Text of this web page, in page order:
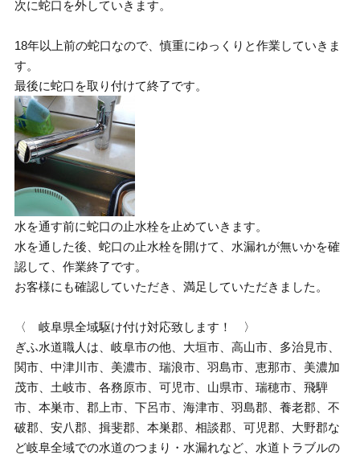
次に蛇口を外していきます。
18年以上前の蛇口なので、慎重にゆっくりと作業していきま
す。
最後に蛇口を取り付けて終了です。
水を通す前に蛇口の止水栓を止めていきます。
水を通した後、蛇口の止水栓を開けて、水漏れが無いかを確
認して、作業終了です。
お客様にも確認していただき、満足していただきました。
〈 岐阜県全域駆け付け対応致します！ 〉
ぎふ水道職人は、岐阜市の他、大垣市、高山市、多治見市、
関市、中津川市、美濃市、瑞浪市、羽島市、恵那市、美濃加
茂市、土岐市、各務原市、可児市、山県市、瑞穂市、飛騨
市、本巣市、郡上市、下呂市、海津市、羽島郡、養老郡、不
破郡、安八郡、揖斐郡、本巣郡、相談郡、可児郡、大野郡な
ど岐阜全域での水道のつまり・水漏れなど、水道トラブルの